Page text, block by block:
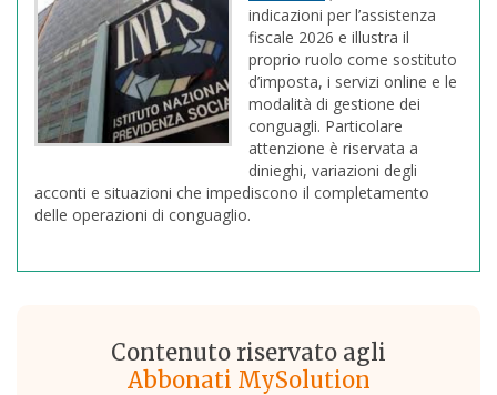
indicazioni per l’assistenza
fiscale 2026 e illustra il
proprio ruolo come sostituto
d’imposta, i servizi online e le
modalità di gestione dei
conguagli. Particolare
attenzione è riservata a
dinieghi, variazioni degli
acconti e situazioni che impediscono il completamento
delle operazioni di conguaglio.
Contenuto riservato agli
Abbonati MySolution